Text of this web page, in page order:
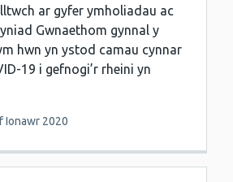
ar gyfer ymholiadau ac
Gwnaethom gynnal y
hwn yn ystod camau cynnar
19 i gefnogi’r rheini yn
Ionawr 2020